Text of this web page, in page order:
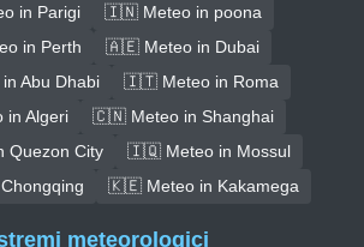
in Parigi
🇮🇳 Meteo in poona
in Perth
🇦🇪 Meteo in Dubai
Abu Dhabi
🇮🇹 Meteo in Roma
Algeri
🇨🇳 Meteo in Shanghai
City
🇮🇶 Meteo in Mossul
🇰🇪 Meteo in Kakamega
meteorologici